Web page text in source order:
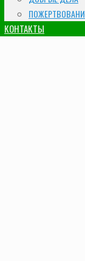
КОНТАКТЫ